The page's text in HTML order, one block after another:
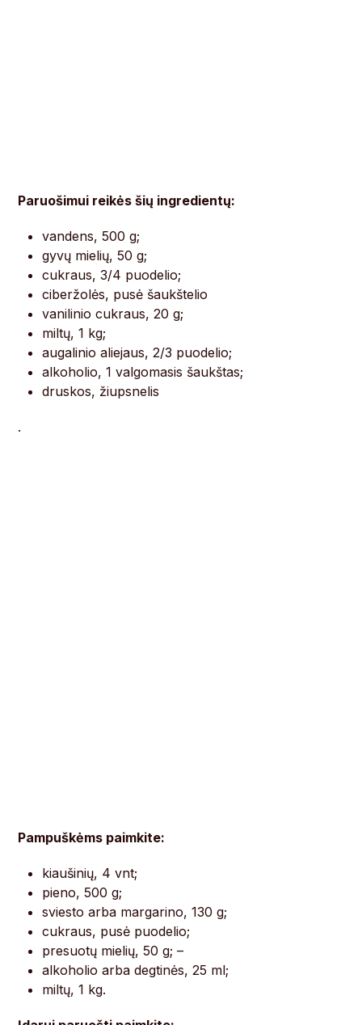
Paruošimui reikės šių ingredientų:
vandens, 500 g;
gyvų mielių, 50 g;
cukraus, 3/4 puodelio;
ciberžolės, pusė šaukštelio
vanilinio cukraus, 20 g;
miltų, 1 kg;
augalinio aliejaus, 2/3 puodelio;
alkoholio, 1 valgomasis šaukštas;
druskos, žiupsnelis
.
Pampuškėms paimkite:
kiaušinių, 4 vnt;
pieno, 500 g;
sviesto arba margarino, 130 g;
cukraus, pusė puodelio;
presuotų mielių, 50 g; –
alkoholio arba degtinės, 25 ml;
miltų, 1 kg.